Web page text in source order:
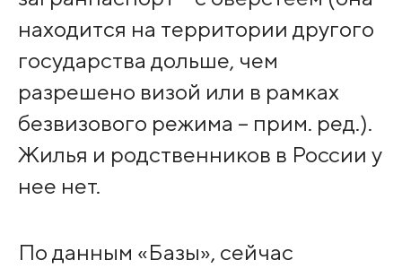
находится на территории другого
государства дольше, чем
разрешено визой или в рамках
безвизового режима – прим. ред.).
Жилья и родственников в России у
нее нет.
По данным «Базы», сейчас